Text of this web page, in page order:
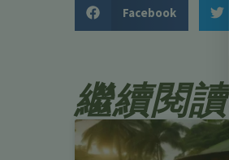
Facebook
繼續閱讀